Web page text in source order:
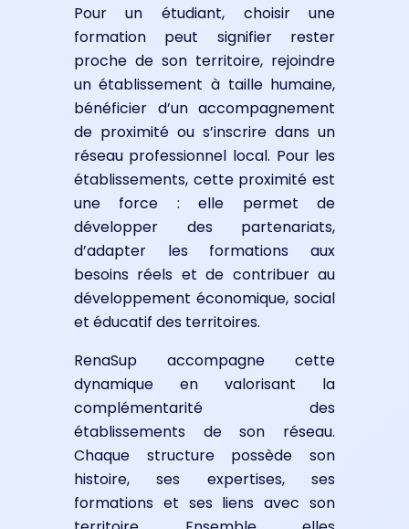
Pour un étudiant, choisir une
formation peut signifier rester
proche de son territoire, rejoindre
un établissement à taille humaine,
bénéficier d’un accompagnement
de proximité ou s’inscrire dans un
réseau professionnel local. Pour les
établissements, cette proximité est
une force : elle permet de
développer des partenariats,
d’adapter les formations aux
besoins réels et de contribuer au
développement économique, social
et éducatif des territoires.
RenaSup accompagne cette
dynamique en valorisant la
complémentarité des
établissements de son réseau.
Chaque structure possède son
histoire, ses expertises, ses
formations et ses liens avec son